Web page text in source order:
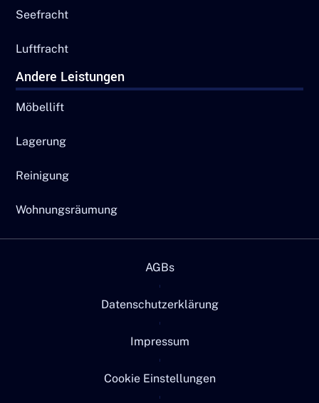
Seefracht
Luftfracht
Andere Leistungen
Möbellift
Lagerung
Reinigung
Wohnungsräumung
AGBs
Datenschutzerklärung
Impressum
Cookie Einstellungen